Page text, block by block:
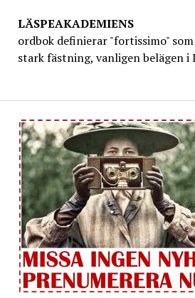
LÄSPEAKADEMIENS
ordbok definierar "fortissimo"
stark fästning, vanligen belägen i